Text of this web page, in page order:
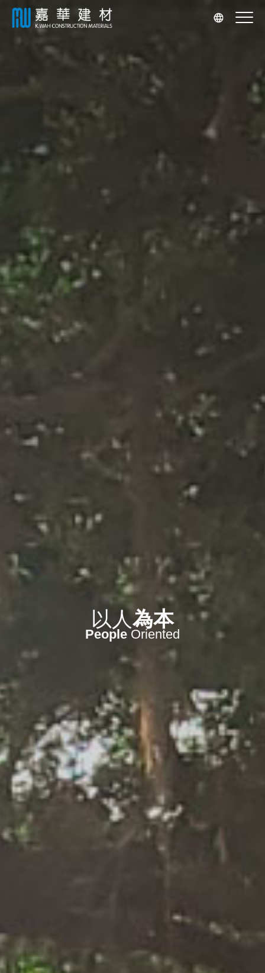
信守今天實現未來
WeDeliverWhat We Promise
以人為本
People Oriented